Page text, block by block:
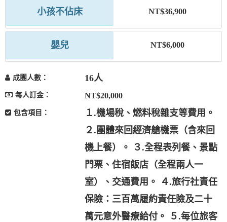
小孩不佔床 NT$36,900
嬰兒 NT$6,000
成團人數： 16人
每人訂金： NT$20,000
包含項目：
１.機場稅、燃料稅雜支等費用。
２.團體來回經濟艙機票（含來回
機上餐）。 ３.全程表列餐、景點
門票、住宿飯店（全程兩人一
室）、交通費用。 ４.旅行社責任
保險：三百萬履約責任險及二十
萬元意外醫療給付。 ５.每位旅客